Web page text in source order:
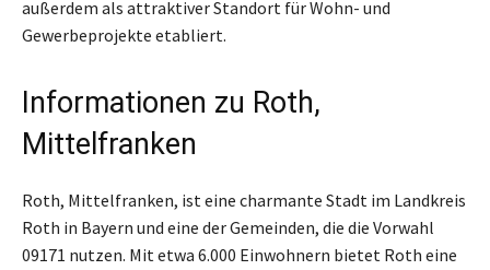
außerdem als attraktiver Standort für Wohn- und
Gewerbeprojekte etabliert.
Informationen zu Roth,
Mittelfranken
Roth, Mittelfranken, ist eine charmante Stadt im Landkreis
Roth in Bayern und eine der Gemeinden, die die Vorwahl
09171 nutzen. Mit etwa 6.000 Einwohnern bietet Roth eine